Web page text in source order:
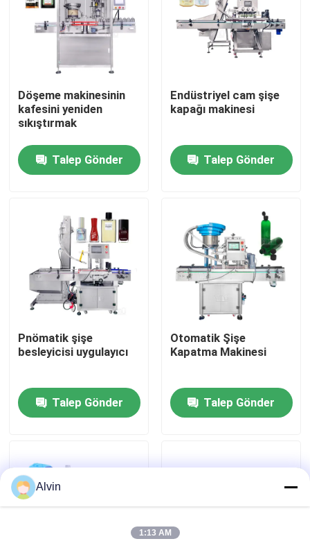
Ev
VİDEOLAR
Hakkımızda
Bize Ulaşın
Bir teklif isteği
Otomatik Etiketleme Makinası
Döşeme makinesinin
kafesini yeniden
sıkıştırmak
Talep Gönder
Endüstriyel cam şişe
kapağı makinesi
Talep Gönder
Pnömatik şişe
besleyicisi uygulayıcı
Talep Gönder
Otomatik Şişe
Kapatma Makinesi
Talep Gönder
Alvin
1:13 AM